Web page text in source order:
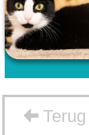
Terug